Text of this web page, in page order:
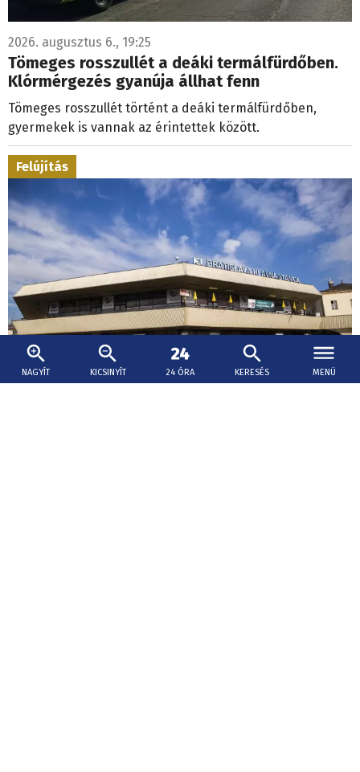
NAGYÍT KICSINYÍT 24 ÓRA KERESÉS MENÜ
2026. augusztus 6., 19:25
Tömeges rosszullét a deáki termálfürdőben.
Klórmérgezés gyanúja állhat fenn
Tömeges rosszullét történt a deáki termálfürdőben,
gyermekek is vannak az érintettek között.
Felújítás